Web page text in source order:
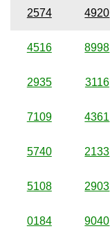
2574 4920
4516 8998
2935 3116
7109 4361
5740 2133
5108 2903
0184 9040